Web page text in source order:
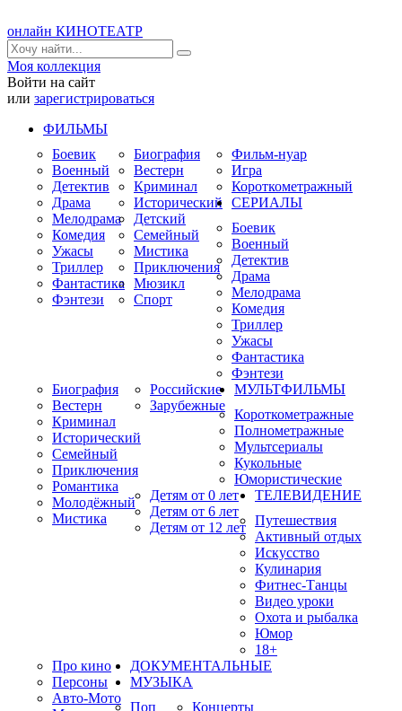
онлайн КИНОТЕАТР
Моя коллекция
Войти на сайт
или зарегистрироваться
ФИЛЬМЫ
Боевик
Военный
Детектив
Драма
Мелодрама
Комедия
Ужасы
Триллер
Фантастика
Фэнтези
Биография
Вестерн
Криминал
Исторический
Детский
Семейный
Мистика
Приключения
Мюзикл
Спорт
Фильм-нуар
Игра
Короткометражный
СЕРИАЛЫ
Боевик
Военный
Детектив
Драма
Мелодрама
Комедия
Триллер
Ужасы
Фантастика
Фэнтези
Биография
Вестерн
Криминал
Исторический
Семейный
Приключения
Романтика
Молодёжный
Мистика
Российские
Зарубежные
МУЛЬТФИЛЬМЫ
Короткометражные
Полнометражные
Мультсериалы
Кукольные
Юмористические
Детям от 0 лет
Детям от 6 лет
Детям от 12 лет
ТЕЛЕВИДЕНИЕ
Путешествия
Активный отдых
Искусство
Кулинария
Фитнес-Танцы
Видео уроки
Охота и рыбалка
Юмор
18+
Про кино
Персоны
Авто-Мото
ДОКУМЕНТАЛЬНЫЕ
МУЗЫКА
Поп
Концерты